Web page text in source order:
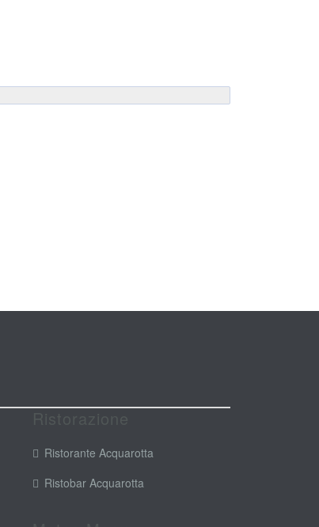
Ristorante Acquarotta
Ristobar Acquarotta